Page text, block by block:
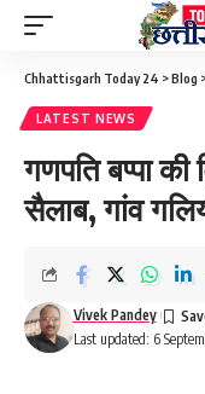
Chhattisgarh Today 24 >Blog
LATEST NEWS
गणपति बप्पा
सैलाब, गांव
Last updated: 6
Vivek Pandey